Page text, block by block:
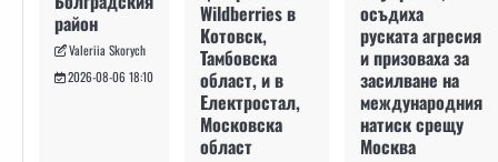
район
Valeriia Skorych
2026-08-06 18:10
Wildberries в
Котовск,
Тамбовска
област, и в
Електростал,
Московска
област
осъдиха
руската агресия
и призоваха за
засилване на
международния
натиск срещу
Москва